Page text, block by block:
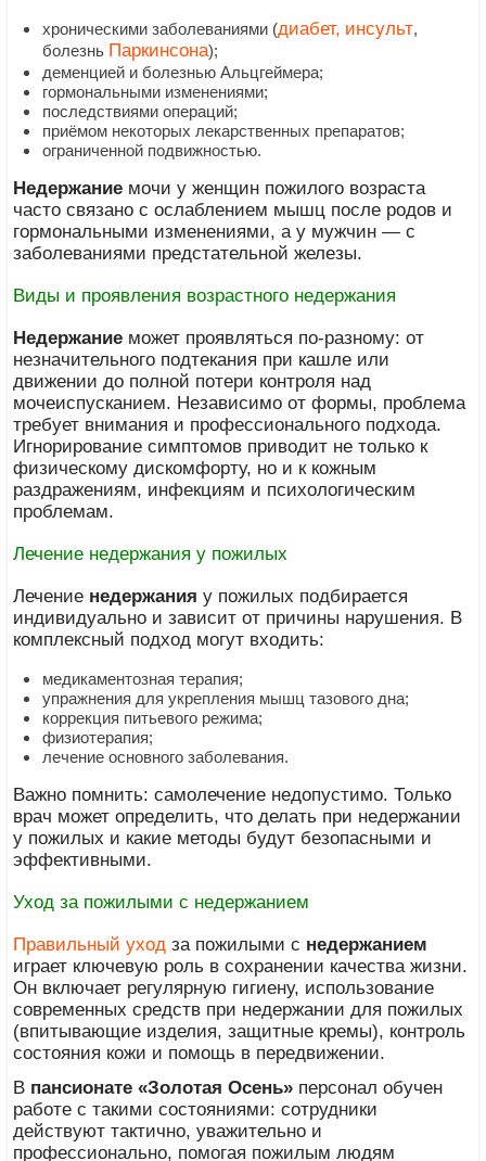
хроническими заболеваниями (диабет, инсульт,
болезнь Паркинсона);
деменцией и болезнью Альцгеймера;
гормональными изменениями;
последствиями операций;
приёмом некоторых лекарственных препаратов;
ограниченной подвижностью.
Недержание мочи у женщин пожилого возраста
часто связано с ослаблением мышц после родов и
гормональными изменениями, а у мужчин — с
заболеваниями предстательной железы.
Виды и проявления возрастного недержания
Недержание может проявляться по-разному: от
незначительного подтекания при кашле или
движении до полной потери контроля над
мочеиспусканием. Независимо от формы, проблема
требует внимания и профессионального подхода.
Игнорирование симптомов приводит не только к
физическому дискомфорту, но и к кожным
раздражениям, инфекциям и психологическим
проблемам.
Лечение недержания у пожилых
Лечение недержания у пожилых подбирается
индивидуально и зависит от причины нарушения. В
комплексный подход могут входить:
медикаментозная терапия;
упражнения для укрепления мышц тазового дна;
коррекция питьевого режима;
физиотерапия;
лечение основного заболевания.
Важно помнить: самолечение недопустимо. Только
врач может определить, что делать при недержании
у пожилых и какие методы будут безопасными и
эффективными.
Уход за пожилыми с недержанием
Правильный уход за пожилыми с недержанием
играет ключевую роль в сохранении качества жизни.
Он включает регулярную гигиену, использование
современных средств при недержании для пожилых
(впитывающие изделия, защитные кремы), контроль
состояния кожи и помощь в передвижении.
В пансионате «Золотая Осень» персонал обучен
работе с такими состояниями: сотрудники
действуют тактично, уважительно и
профессионально, помогая пожилым людям